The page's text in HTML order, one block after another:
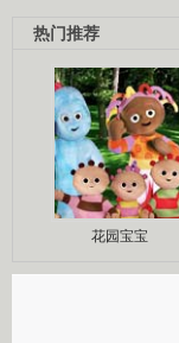
热门推荐
花园宝宝